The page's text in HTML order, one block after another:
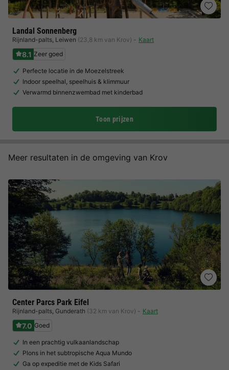
Landal Sonnenberg
Rijnland-palts, Leiwen (23,8 km van Krov) Kaart
8.1 Zeer goed
Perfecte locatie in de Moezelstreek
Indoor speelhal, speelhuis & klimmuur
Verwarmd binnenzwembad met kinderbad
Toon prijzen
Meer resultaten in de omgeving van Krov
Center Parcs Park Eifel
Rijnland-palts, Gunderath (32 km van Krov) Kaart
7.0 Goed
In een prachtig vulkaanlandschap
Plons in het subtropische Aqua Mundo
Ga op expeditie met de Kids Safari